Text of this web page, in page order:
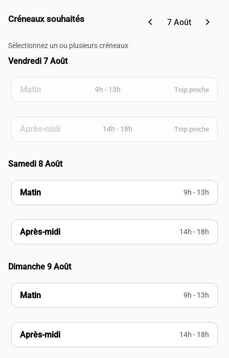
Créneaux souhaités chevron_left 7 Août chevron_right
Sélectionnez un ou plusieurs créneaux
Vendredi 7 Août
Matin 9h - 13h Trop proche
Après-midi 14h - 18h Trop proche
Samedi 8 Août
Matin 9h - 13h
Après-midi 14h - 18h
Dimanche 9 Août
Matin 9h - 13h
Après-midi 14h - 18h